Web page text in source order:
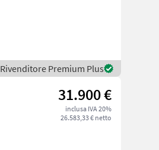
Rivenditore Premium Plus
31.900 €
inclusa IVA 20%
26.583,33 € netto